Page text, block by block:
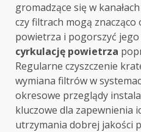
gromadzące się w
czy filtrach mogą znacząco
powietrza i pogorszyć jego
cyrkulację powietrza
Regularne czyszczenie
wymiana filtrów w
okresowe przeglądy
kluczowe dla zapewnienia
utrzymania dobrej jakości